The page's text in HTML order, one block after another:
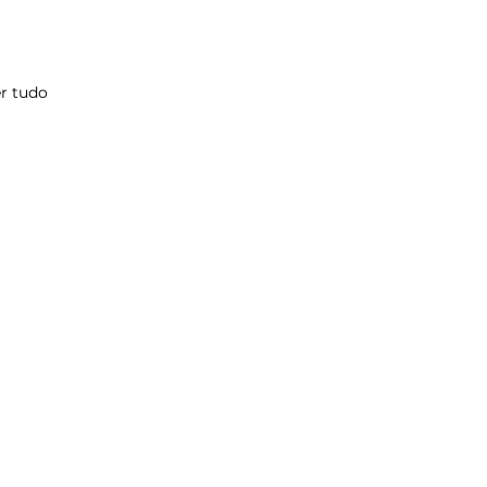
tudo